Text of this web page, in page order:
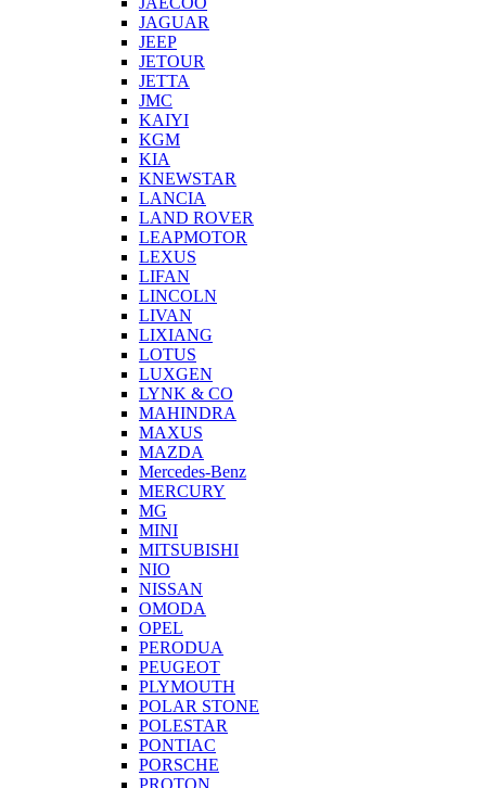
JAGUAR
JEEP
JETOUR
JETTA
JMC
KAIYI
KGM
KIA
KNEWSTAR
LANCIA
LAND ROVER
LEAPMOTOR
LEXUS
LIFAN
LINCOLN
LIVAN
LIXIANG
LOTUS
LUXGEN
LYNK & CO
MAHINDRA
MAXUS
MAZDA
Mercedes-Benz
MERCURY
MG
MINI
MITSUBISHI
NIO
NISSAN
OMODA
OPEL
PERODUA
PEUGEOT
PLYMOUTH
POLAR STONE
POLESTAR
PONTIAC
PORSCHE
PROTON